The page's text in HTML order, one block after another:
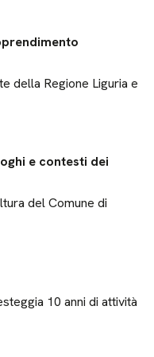
della Regione Liguria e
e contesti dei
del Comune di
10 anni di attività